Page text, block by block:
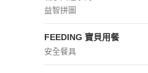
益智拼圖
FEEDING 寶貝用餐
安全餐具